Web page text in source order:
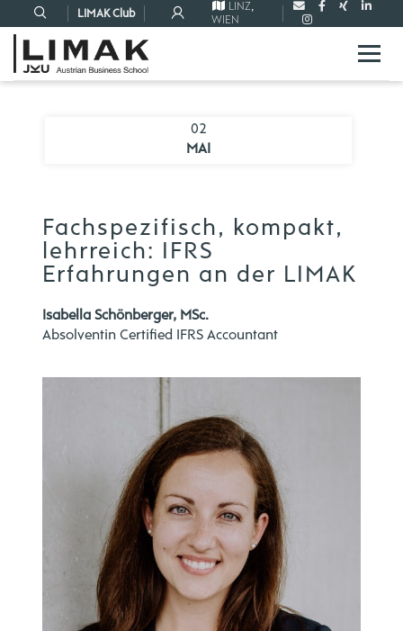
LIMAK Club
LINZ,
WIEN
02
MAI
Fachspezifisch, kompakt,
lehrreich: IFRS
Erfahrungen an der LIMAK
Isabella Schönberger, MSc.
Absolventin Certified IFRS Accountant